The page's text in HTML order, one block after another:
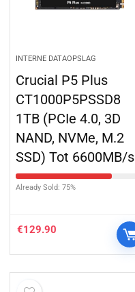
INTERNE DATAOPSLAG
Crucial P5 Plus
CT1000P5PSSD8
1TB (PCIe 4.0, 3D
NAND, NVMe, M.2
SSD) Tot 6600MB/s
Already Sold: 75%
€129.90